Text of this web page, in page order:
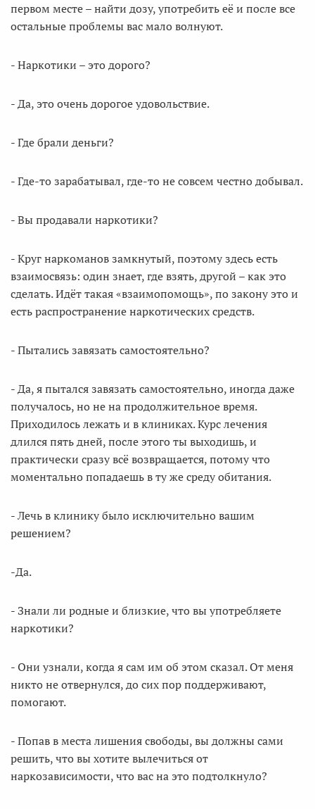
первом месте – найти дозу, употребить её и после все
остальные проблемы вас мало волнуют.
- Наркотики – это дорого?
- Да, это очень дорогое удовольствие.
- Где брали деньги?
- Где-то зарабатывал, где-то не совсем честно добывал.
- Вы продавали наркотики?
- Круг наркоманов замкнутый, поэтому здесь есть
взаимосвязь: один знает, где взять, другой – как это
сделать. Идёт такая «взаимопомощь», по закону это и
есть распространение наркотических средств.
- Пытались завязать самостоятельно?
- Да, я пытался завязать самостоятельно, иногда даже
получалось, но не на продолжительное время.
Приходилось лежать и в клиниках. Курс лечения
длился пять дней, после этого ты выходишь, и
практически сразу всё возвращается, потому что
моментально попадаешь в ту же среду обитания.
- Лечь в клинику было исключительно вашим
решением?
-Да.
- Знали ли родные и близкие, что вы употребляете
наркотики?
- Они узнали, когда я сам им об этом сказал. От меня
никто не отвернулся, до сих пор поддерживают,
помогают.
- Попав в места лишения свободы, вы должны сами
решить, что вы хотите вылечиться от
наркозависимости, что вас на это подтолкнуло?